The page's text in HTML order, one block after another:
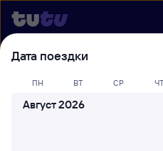
Выберите день,
билеты Сенная —
Откуда
Дата поездки
ПН ВТ СР
Август 2026